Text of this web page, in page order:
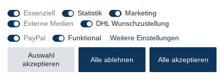
Newsletter-Anmeldung
© Copyright 2026 Trainingsunterlagen24 GmbH. Alle Rechte vorbehalten.
Essenziell Statistik
Marketing
Externe Medien
DHL Wunschzustellung
PayPal
Funktional Weitere Einstellungen
Alle akzeptieren
Alle ablehnen
Auswahl
akzeptieren